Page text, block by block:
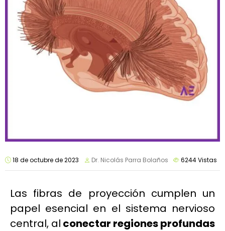
18 de octubre de 2023 Dr. Nicolás Parra Bolaños 6244Vistas
Las fibras de proyección cumplen un
papel esencial en el sistema nervioso
central, al conectar regiones profundas